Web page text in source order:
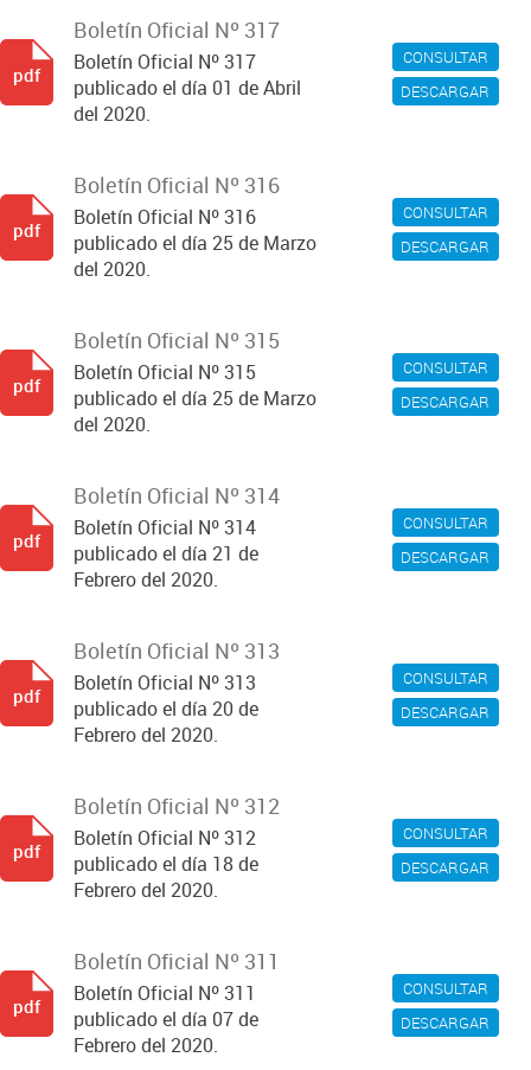
CONSULTAR
DESCARGAR
Boletín Oficial Nº 317
Boletín Oficial Nº 317
publicado el día 01 de Abril
del 2020.
pdf
CONSULTAR
DESCARGAR
Boletín Oficial Nº 316
Boletín Oficial Nº 316
publicado el día 25 de Marzo
del 2020.
pdf
CONSULTAR
DESCARGAR
Boletín Oficial Nº 315
Boletín Oficial Nº 315
publicado el día 25 de Marzo
del 2020.
pdf
CONSULTAR
DESCARGAR
Boletín Oficial Nº 314
Boletín Oficial Nº 314
publicado el día 21 de
Febrero del 2020.
pdf
CONSULTAR
DESCARGAR
Boletín Oficial Nº 313
Boletín Oficial Nº 313
publicado el día 20 de
Febrero del 2020.
pdf
CONSULTAR
DESCARGAR
Boletín Oficial Nº 312
Boletín Oficial Nº 312
publicado el día 18 de
Febrero del 2020.
pdf
CONSULTAR
DESCARGAR
Boletín Oficial Nº 311
Boletín Oficial Nº 311
publicado el día 07 de
Febrero del 2020.
pdf